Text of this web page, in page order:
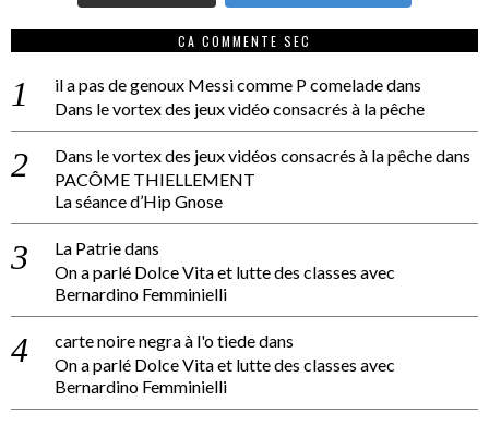
CA COMMENTE SEC
il a pas de genoux Messi comme P comeladedans
Dans le vortex des jeux vidéo consacrés à la pêche
Dans le vortex des jeux vidéos consacrés à la pêchedans
PACÔME THIELLEMENT
La séance d’Hip Gnose
La Patriedans
On a parlé Dolce Vita et lutte des classes avec
Bernardino Femminielli
carte noire negra à l'o tiededans
On a parlé Dolce Vita et lutte des classes avec
Bernardino Femminielli